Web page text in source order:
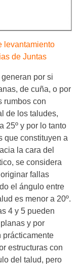
levantamiento
de Juntas
por si
de cuña, o por
rumbos con
de los taludes,
25º y por lo tanto
que constituyen a
la cara del
se considera
fallas
el ángulo entre
es menor a 20º.
4 y 5 pueden
y por
prácticamente
estructuras con
del talud, pero